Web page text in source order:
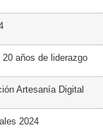
años de liderazgo
Artesanía Digital
2024